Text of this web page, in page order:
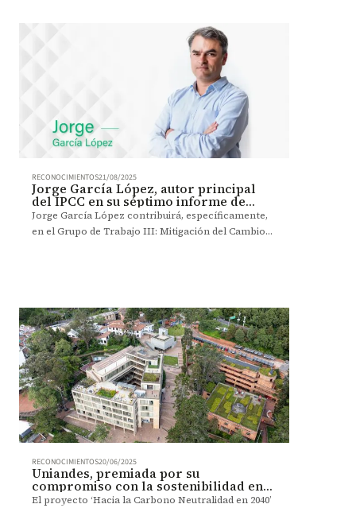
RECONOCIMIENTOS21/08/2025
Jorge García López, autor principal
del IPCC en su séptimo informe de
evaluación
Jorge García López contribuirá, específicamente,
en el Grupo de Trabajo III: Mitigación del Cambio
RECONOCIMIENTOS20/06/2025
Uniandes, premiada por su
compromiso con la sostenibilidad en
los GEMINAE 2025
El proyecto ‘Hacia la Carbono Neutralidad en 2040’